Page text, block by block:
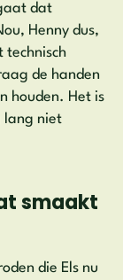
dat
Henny dus,
technisch
de handen
houden. Het is
lang niet
smaakt
die Els nu